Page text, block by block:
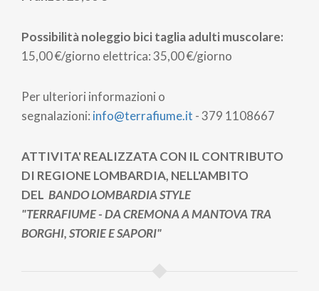
Possibilità noleggio bici taglia adulti muscolare:
15,00 €/giorno elettrica: 35,00 €/giorno
Per ulteriori informazioni o
segnalazioni: info@terrafiume.it - 379 1108667
ATTIVITA' REALIZZATA CON IL CONTRIBUTO
DI REGIONE LOMBARDIA, NELL'AMBITO
DEL BANDO LOMBARDIA STYLE
"TERRAFIUME - DA CREMONA A MANTOVA TRA
BORGHI, STORIE E SAPORI"